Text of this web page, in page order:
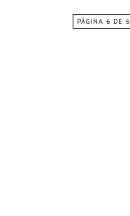
PÁGINA 6 DE 6